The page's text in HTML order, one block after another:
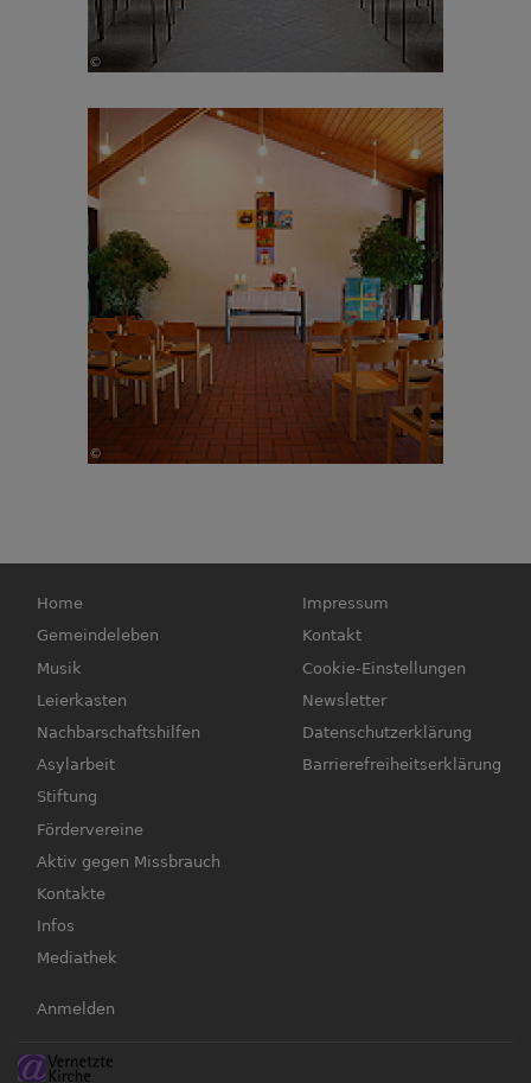
Hauptnavigation
Home
Gemeindeleben
Musik
Leierkasten
Nachbarschaftshilfen
Asylarbeit
Stiftung
Fördervereine
Aktiv gegen Missbrauch
Kontakte
Infos
Mediathek
Fußbereichsmenü
Impressum
Kontakt
Cookie-Einstellungen
Newsletter
Datenschutzerklärung
Barrierefreiheitserklärung
Benutzermenü
Anmelden